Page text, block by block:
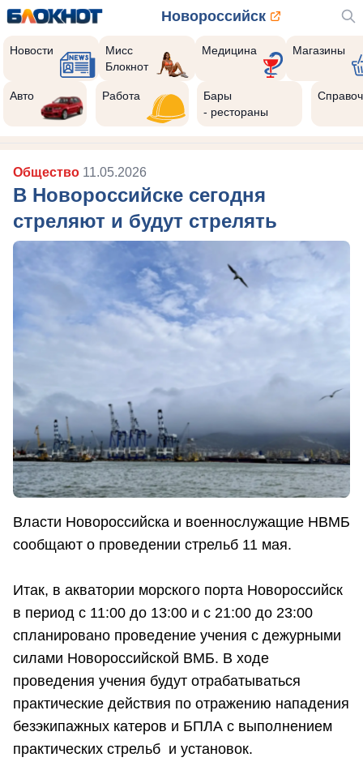
Новороссийск
Новости
Мисс
Блокнот
Медицина Магазины
Авто Работа
Бары
- рестораны
Общество 11.05.2026
В Новороссийске сегодня
стреляют и будут стрелять
Власти Новороссийска и военнослужащие НВМБ
сообщают о проведении стрельб 11 мая.
Итак, в акватории морского порта Новороссийск
в период с 11:00 до 13:00 и с 21:00 до 23:00
спланировано проведение учения с дежурными
силами Новороссийской ВМБ. В ходе
проведения учения будут отрабатываться
практические действия по отражению нападения
безэкипажных катеров и БПЛА с выполнением
практических стрельб и установок.